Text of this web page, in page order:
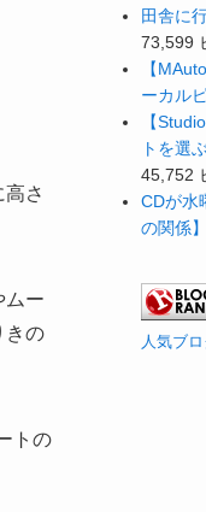
さ
ムー
きの
トの
田舎に
73,599
【
ーカル
【
トを選
45,752
CDが水
の関係】
人気ブ